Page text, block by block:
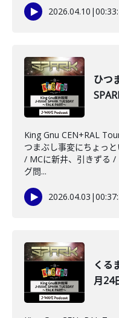
2026.04.10 |
ひつ
King Gnu CEN+RAL
つまぶし事変にちょっ
/ MCに新井、引きずる /
グ問...
2026.04.03 |
くる
月24